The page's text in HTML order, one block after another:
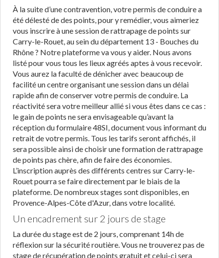
À la suite d’une contravention, votre permis de conduire a
été délesté de des points, pour y remédier, vous aimeriez
vous inscrire à une session de rattrapage de points sur
Carry-le-Rouet, au sein du département 13 - Bouches du
Rhône ? Notre plateforme va vous y aider. Nous avons
listé pour vous tous les lieux agréés aptes à vous recevoir.
Vous aurez la faculté de dénicher avec beaucoup de
facilité un centre organisant une session dans un délai
rapide afin de conserver votre permis de conduire. La
réactivité sera votre meilleur allié si vous êtes dans ce cas :
le gain de points ne sera envisageable qu’avant la
réception du formulaire 48SI, document vous informant du
retrait de votre permis. Tous les tarifs seront affichés, il
sera possible ainsi de choisir une formation de rattrapage
de points pas chère, afin de faire des économies.
L’inscription auprès des différents centres sur Carry-le-
Rouet pourra se faire directement par le biais de la
plateforme. De nombreux stages sont disponibles, en
Provence-Alpes-Côte d'Azur, dans votre localité.
Un encadrement sur 2 jours de stage
La durée du stage est de 2 jours, comprenant 14h de
réflexion sur la sécurité routière. Vous ne trouverez pas de
stage de récupération de points gratuit et celui-ci sera